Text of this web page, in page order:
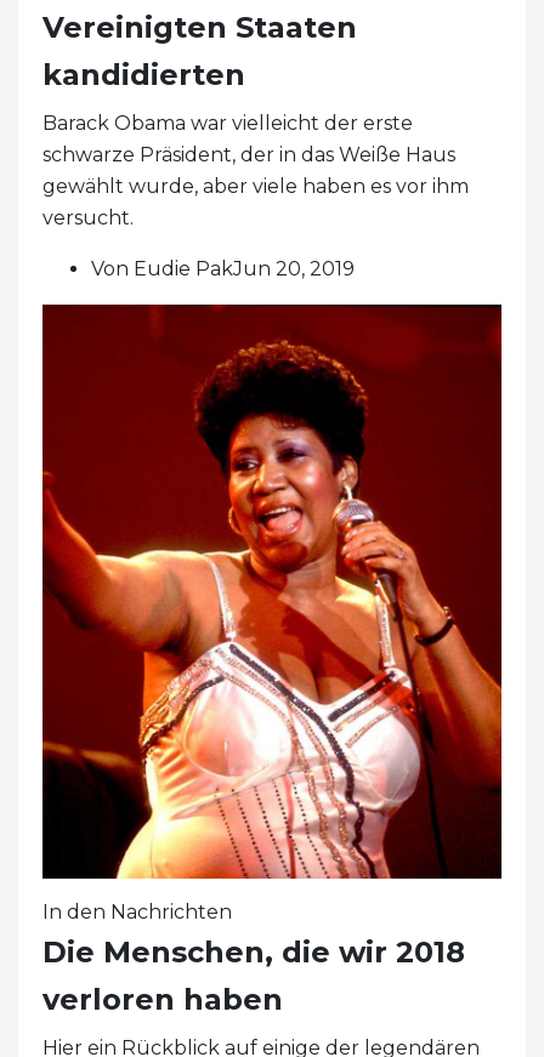
Vereinigten Staaten
kandidierten
Barack Obama war vielleicht der erste
schwarze Präsident, der in das Weiße Haus
gewählt wurde, aber viele haben es vor ihm
versucht.
Von Eudie PakJun 20, 2019
In den Nachrichten
Die Menschen, die wir 2018
verloren haben
Hier ein Rückblick auf einige der legendären